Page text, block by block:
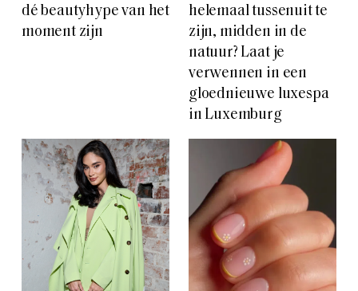
dé beautyhype van het
moment zijn
helemaal tussenuit te
zijn, midden in de
natuur? Laat je
verwennen in een
gloednieuwe luxespa
in Luxemburg